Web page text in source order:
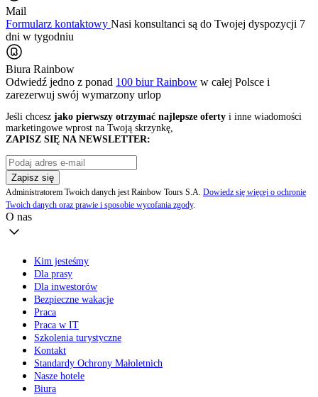
Mail
Formularz kontaktowy Nasi konsultanci są do Twojej dyspozycji 7
dni w tygodniu
Biura Rainbow
Odwiedź jedno z ponad 100 biur Rainbow w całej Polsce i
zarezerwuj swój wymarzony urlop
Jeśli chcesz jako pierwszy otrzymać najlepsze oferty i inne wiadomości
marketingowe wprost na Twoją skrzynkę,
ZAPISZ SIĘ NA NEWSLETTER:
Zapisz się
Administratorem Twoich danych jest Rainbow Tours S.A. Dowiedz się więcej o ochronie
Twoich danych oraz prawie i sposobie wycofania zgody.
O nas
Kim jesteśmy
Dla prasy
Dla inwestorów
Bezpieczne wakacje
Praca
Praca w IT
Szkolenia turystyczne
Kontakt
Standardy Ochrony Małoletnich
Nasze hotele
Biura